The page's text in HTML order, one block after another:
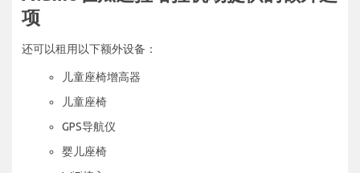
项
还可以租用以下额外设备：
儿童座椅增高器
儿童座椅
GPS导航仪
婴儿座椅